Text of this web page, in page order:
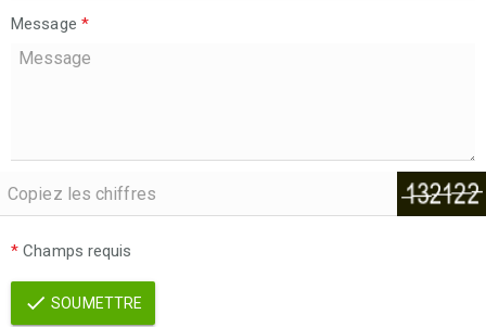
Message *
* Champs requis
SOUMETTRE